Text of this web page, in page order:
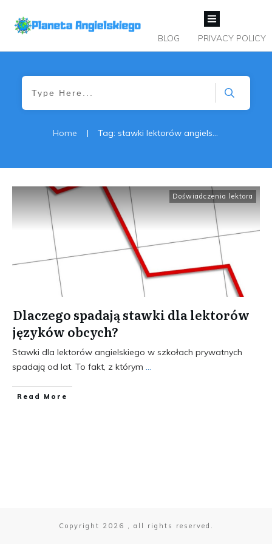
BLOG PRIVACY POLICY
Home |
Doświadczenia lektora
Dlaczego spadają stawki dla lektorów
języków obcych?
Stawki dla lektorów angielskiego w szkołach prywatnych
spadają od lat. To fakt, z którym
​Read More
Copyright 2026 , all rights reserved.